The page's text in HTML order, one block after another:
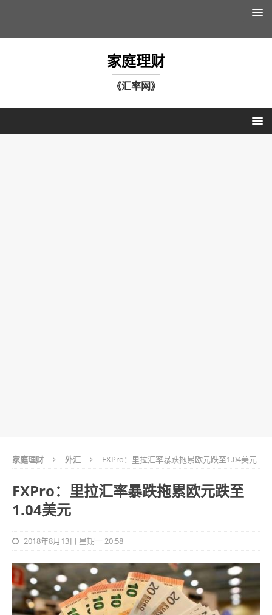
家庭理财
《汇率网》
家庭理财 外汇 FXPro：里拉汇率暴跌拖累欧元跌至1.04美元
FXPro：里拉汇率暴跌拖累欧元跌至
1.04美元
2018年8月13日 星期一 20:58